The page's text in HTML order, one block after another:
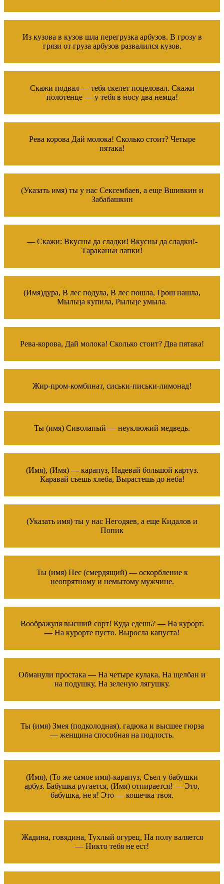
Из кузова в кузов шла перегрузка арбузов. В грозу в
грязи от груза арбузов развалился кузов.
Скажи подвал — тебя скелет поцеловал. Скажи
полотенце — у тебя в носу два немца!
Рева корова Дай молока! Сколько стоит? Четыре
пятака!
(Указать имя) ты у нас Сексембаев, а еще Вшивкин и
Забабашкин
— Скажи: Вкусны да сладки! Вкусны да сладки!-
Тараканьи лапки!
(Имя)дура, В лес подула, В лес пошла, Грош нашла,
Мыльца купила, Рыльце умыла.
Рева-корова, Дай молока! Сколько стоит? Два пятака!
Жир-пром-комбинат, сиськи-письки-лимонад!
Ты (имя) Сиволапый — неуклюжий медведь.
(Имя), (Имя) — карапуз, Надевай большой картуз.
Каравай съешь хлеба, Вырастешь до неба!
(Указать имя) ты у нас Негодяев, а еще Кидалов и
Попик
Ты (имя) Пес (смердящий) — оскорбление к
неопрятному и немытому мужчине.
Воображуля высший сорт! Куда едешь? — На курорт.
— На курорте пусто. Выросла капуста!
Обманули простака — На четыре кулака, На щелбан и
на подушку, На зеленую лягушку.
Ты (имя) Змея (подколодная), гадюка и высшее гюрза
— женщина способная на подлость.
(Имя), (То же самое имя)-карапуз, Съел у бабушки
арбуз. Бабушка ругается, (Имя) отпирается! — Это,
бабушка, не я! Это — кошечка твоя.
Жадина, говядина, Тухлый огурец, На полу валяется
— Никто тебя не ест!